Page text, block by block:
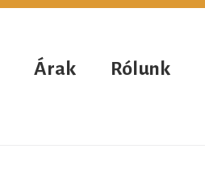
Árak Rólunk